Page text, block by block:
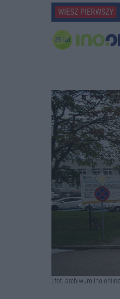
WIESZ PIERWSZY
| fot. archiwum Ino.online